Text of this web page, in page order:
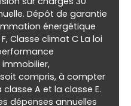
Dépôt de garantie
énergétique
Classe climat C La loi
immobilier,
compris, à compter
classe A et la classe E.
dépenses annuelles